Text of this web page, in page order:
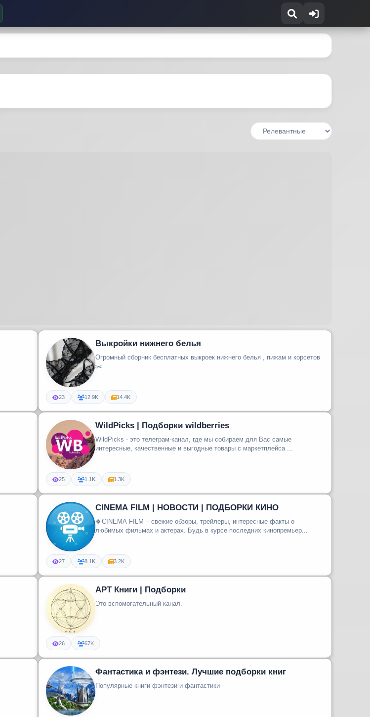
Выкройки нижнего белья
Огромный сборник бесплатных выкроек нижнего белья , пижам и корсетов
✂️
23 12.9K 14.4K
WildPicks | Подборки wildberries
WildPicks - это телеграм-канал, где мы собираем для Вас самые
интересные, качественные и выгодные товары с маркетплейса ...
25 1.1K 1.3K
CINEMA FILM | НОВОСТИ | ПОДБОРКИ КИНО
🍀CINEMA FILM – свежие обзоры, трейлеры, интересные факты о
любимых фильмах и актерах. Будь в курсе последних кинопремьер...
27 8.1K 3.2K
АРТ Книги | Подборки
Это вспомогательный канал.
26 67K
Фантастика и фэнтези. Лучшие подборки книг
Популярные книги фэнтези и фантастики